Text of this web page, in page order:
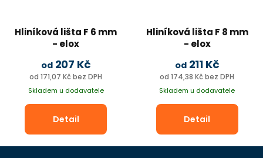
Hliníková lišta F 6 mm
- elox
s okapničkou, pro
dutinkový polykarbonát
od 171,07 Kč bez DPH
od207 Kč
Skladem u dodavatele
Detail
Hliníková lišta F 8 mm
- elox
s okapničkou, pro
dutinkový polykarbonát
od 174,38 Kč bez DPH
od211 Kč
Skladem u dodavatele
Detail